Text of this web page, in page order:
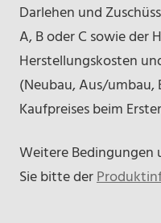
Darlehen und
A, B oder C sowie der
Herstellungskosten
(Neubau, Aus/
Kaufpreises beim
Weitere
Sie bitte der